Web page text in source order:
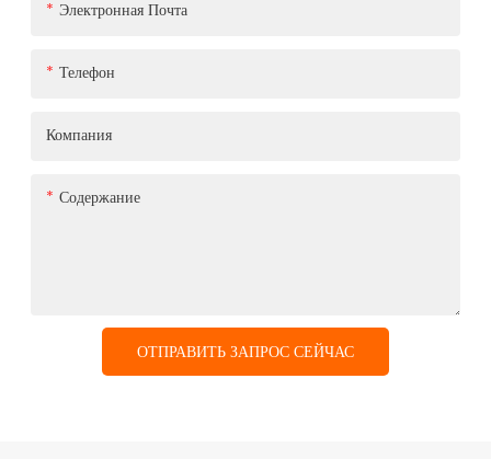
Электронная Почта
Телефон
Компания
Содержание
ОТПРАВИТЬ ЗАПРОС СЕЙЧАС